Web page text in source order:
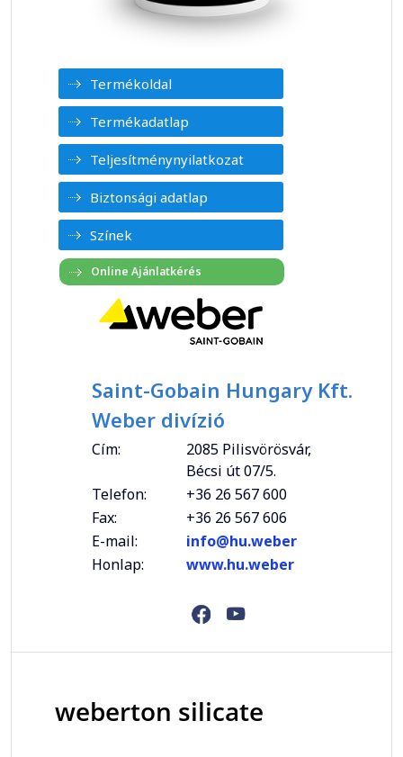
Termékoldal
Termékadatlap
Teljesítménynyilatkozat
Biztonsági adatlap
Színek
Saint-Gobain Hungary Kft.
Weber divízió
Cím:
2085 Pilisvörösvár,
Bécsi út 07/5.
Telefon:
+36 26 567 600
Fax:
+36 26 567 606
E-mail:
info@hu.weber
Honlap:
www.hu.weber
weberton silicate